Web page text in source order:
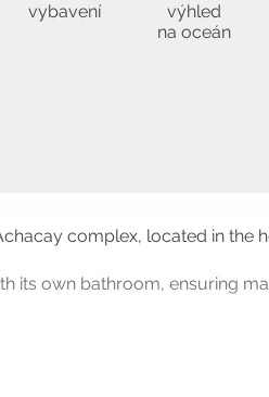
vybavení
výhled
na oceán
complex, located in the
its own bathroom, ensuring